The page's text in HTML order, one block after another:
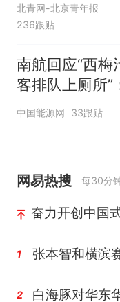
是谦逊
北青网-北京青年报
236跟贴
南航回应“西梅
客排队上厕所”
核查是否发放
中国能源网 33跟贴
网易热搜 每30分
奋力开创中国
1 张本智和横滨
2